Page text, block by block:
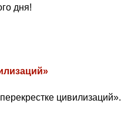
дня!
цивилизаций».